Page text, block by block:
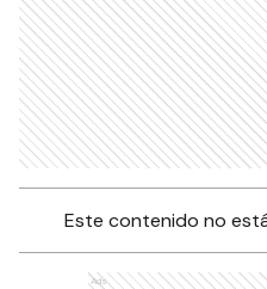
Este contenido no
Ads